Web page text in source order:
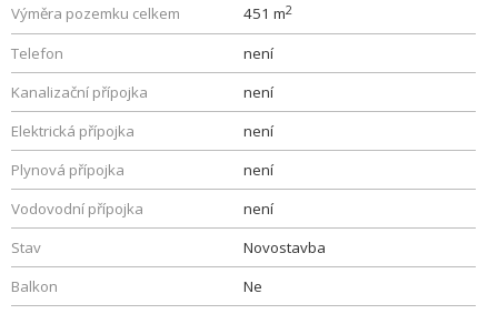
Výměra pozemku celkem 451 m2
Telefon
není
Kanalizační přípojka
není
Elektrická přípojka
není
Plynová přípojka
není
Vodovodní přípojka
není
Stav
Novostavba
Balkon
Ne